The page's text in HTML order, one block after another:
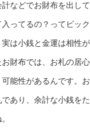
などでお財布を出して
ってるの？ってビック
は小銭と金運は相性が
財布では、お札の居心
能性があるんです。お
あり、余計な小銭をた